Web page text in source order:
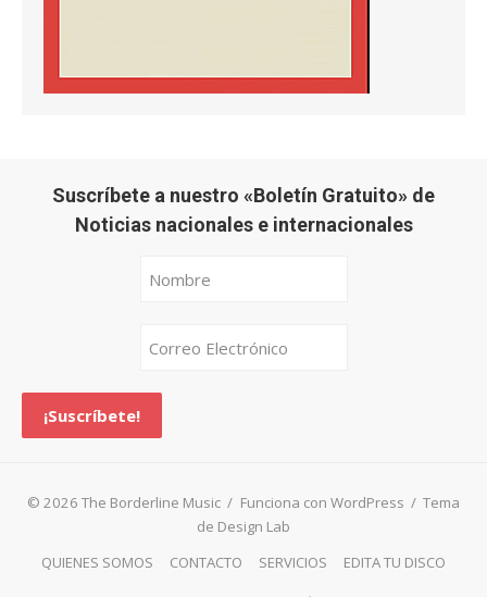
Suscríbete a nuestro «Boletín Gratuito» de
Noticias nacionales e internacionales
© 2026 The Borderline Music / Funciona con WordPress / Tema
de Design Lab
QUIENES SOMOS
CONTACTO SERVICIOS EDITA TU DISCO